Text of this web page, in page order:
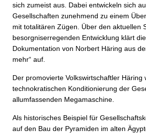
sich zumeist aus. Dabei entwickeln sich
Gesellschaften zunehmend zu einem
mit totalitären Zügen. Über den aktuellen
besorgniserregenden Entwicklung klärt
Dokumentation von Norbert Häring aus
mehr“ auf.
Der promovierte Volkswirtschaftler Häring
technokratischen Konditionierung der
allumfassenden Megamaschine.
Als historisches Beispiel für
auf den Bau der Pyramiden im alten